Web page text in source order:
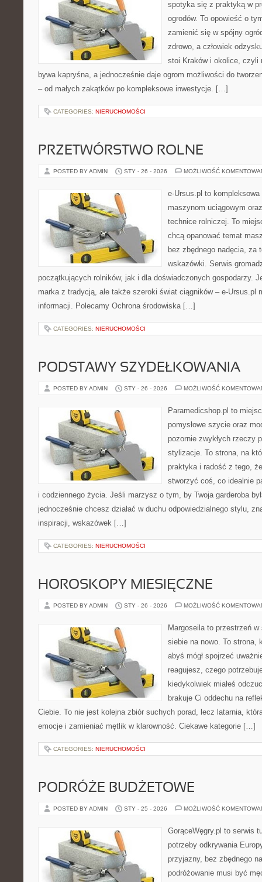
spotyka się z praktyką w
ogrodów. To opowieść o
zamienić się w spójny
zdrowo, a człowiek
stoi Kraków i okolice, czyli
bywa kapryśna, a jednocześnie daje ogrom możliwości do
– od małych zakątków po kompleksowe inwestycje. […]
CATEGORIES: NIERUCHOMOŚCI
PRZETWÓRSTWO ROLNE
POSTED BY ADMIN STY - 26 - 2026 MOŻLIWOŚĆ
e-Ursus.pl to
maszynom uciągowym
technice rolniczej. To
chcą opanować temat
bez zbędnego nadęcia, za
wskazówki. Serwis
początkujących rolników, jak i dla doświadczonych gospodarzy.
marka z tradycją, ale także szeroki świat ciągników – e-Ursus.pl
informacji. Polecamy Ochrona środowiska […]
CATEGORIES: NIERUCHOMOŚCI
PODSTAWY SZYDEŁKOWANIA
POSTED BY ADMIN STY - 26 - 2026 MOŻLIWOŚĆ
Paramedicshop.pl to
pomysłowe szycie oraz
pozornie zwykłych rzeczy
stylizacje. To strona, na
praktyka i radość z tego,
stworzyć coś, co idealnie
i codziennego życia. Jeśli marzysz o tym, by Twoja garderoba
jednocześnie chcesz działać w duchu odpowiedzialnego stylu,
inspiracji, wskazówek […]
CATEGORIES: NIERUCHOMOŚCI
HOROSKOPY MIESIĘCZNE
POSTED BY ADMIN STY - 26 - 2026 MOŻLIWOŚĆ
Margoseila to przestrzeń
siebie na nowo. To strona,
abyś mógł spojrzeć
reagujesz, czego
kiedykolwiek miałeś
brakuje Ci oddechu na
Ciebie. To nie jest kolejna zbiór suchych porad, lecz latarnia,
emocje i zamieniać mętlik w klarowność. Ciekawe kategorie […]
CATEGORIES: NIERUCHOMOŚCI
PODRÓŻE BUDŻETOWE
POSTED BY ADMIN STY - 25 - 2026 MOŻLIWOŚĆ
GorąceWęgry.pl to serwis
potrzeby odkrywania
przyjazny, bez zbędnego
podróżowanie musi być